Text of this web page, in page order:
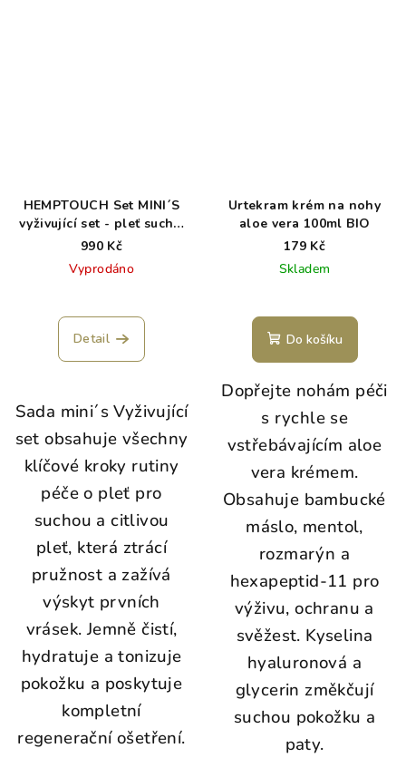
HEMPTOUCH Set MINI´S
vyživující set - pleť suchá,
mdlá, dehydratovaná
990 Kč
Vyprodáno
Detail
Sada mini´s Vyživující
set obsahuje všechny
klíčové kroky rutiny
péče o pleť pro
suchou a citlivou
pleť, která ztrácí
pružnost a zažívá
výskyt prvních
vrásek. Jemně čistí,
hydratuje a tonizuje
pokožku a poskytuje
kompletní
regenerační ošetření.
Urtekram krém na nohy
aloe vera 100ml BIO
179 Kč
Skladem
Do košíku
Dopřejte nohám péči
s rychle se
vstřebávajícím aloe
vera krémem.
Obsahuje bambucké
máslo, mentol,
rozmarýn a
hexapeptid-11 pro
výživu, ochranu a
svěžest. Kyselina
hyaluronová a
glycerin změkčují
suchou pokožku a
paty.